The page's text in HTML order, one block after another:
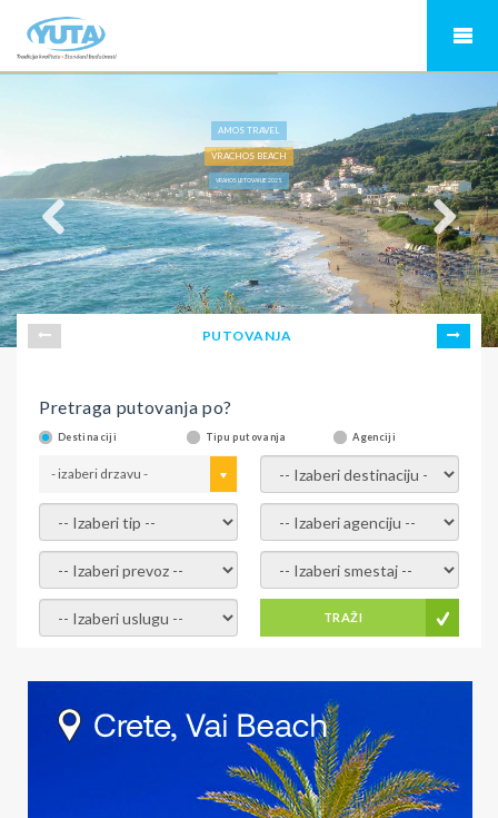
AMOS TRAVEL
VRACHOS BEACH
VRAHOS LETOVANJE 2025.
PUTOVANJA
Pretraga putovanja po?
Destinaciji Tipu putovanja Agenciji
- izaberi drzavu - - izaberi destinaciju -
- izaberi tip - - izaberi agenciju -
- izaberi prevoz - - Izaberite smestaj -
- Izaberite uslugu - TRAŽI